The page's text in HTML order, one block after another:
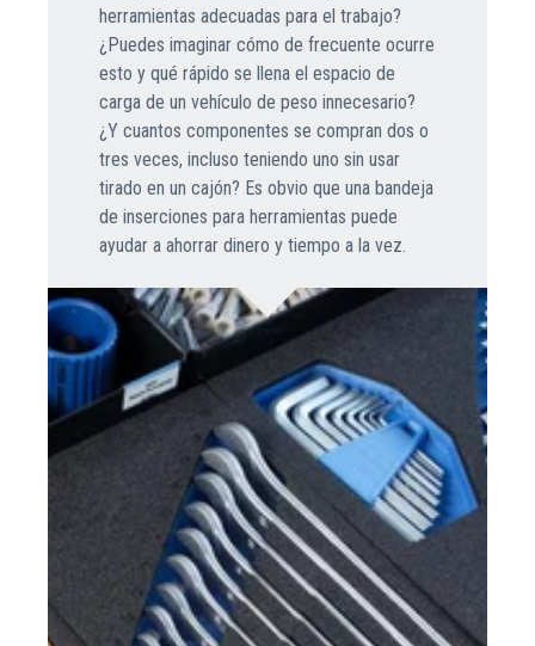
herramientas adecuadas para el trabajo?
¿Puedes imaginar cómo de frecuente ocurre
esto y qué rápido se llena el espacio de
carga de un vehículo de peso innecesario?
¿Y cuantos componentes se compran dos o
tres veces, incluso teniendo uno sin usar
tirado en un cajón? Es obvio que una bandeja
de inserciones para herramientas puede
ayudar a ahorrar dinero y tiempo a la vez.